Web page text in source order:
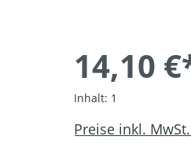
14,10
Inhalt: 1
Preise inkl.